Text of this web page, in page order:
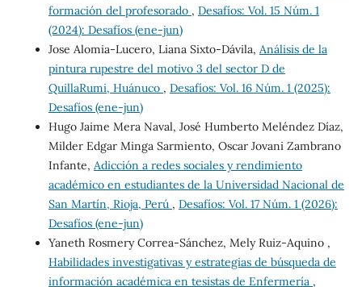
formación del profesorado , Desafíos: Vol. 15 Núm. 1
(2024): Desafíos (ene-jun)
Jose Alomia-Lucero, Liana Sixto-Dávila, Análisis de la
pintura rupestre del motivo 3 del sector D de
QuillaRumi, Huánuco , Desafíos: Vol. 16 Núm. 1 (2025):
Desafíos (ene-jun)
Hugo Jaime Mera Naval, José Humberto Meléndez Díaz,
Milder Edgar Minga Sarmiento, Oscar Jovani Zambrano
Infante, Adicción a redes sociales y rendimiento
académico en estudiantes de la Universidad Nacional de
San Martín, Rioja, Perú , Desafíos: Vol. 17 Núm. 1 (2026):
Desafíos (ene-jun)
Yaneth Rosmery Correa-Sánchez, Mely Ruiz-Aquino ,
Habilidades investigativas y estrategias de búsqueda de
información académica en tesistas de Enfermería ,